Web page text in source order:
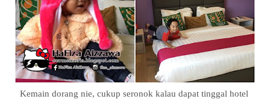
Kemain dorang nie, cukup seronok kalau dapat tinggal hotel